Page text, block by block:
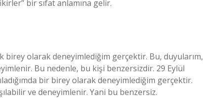
bir sıfat anlamına gelir.
birey olarak deneyimlediğim gerçektir. Bu, duyularım,
Bu nedenle, bu kişi benzersizdir. 29 Eylül
bir birey olarak deneyimlediğim gerçektir.
ve deneyimlenir. Yani bu benzersiz.